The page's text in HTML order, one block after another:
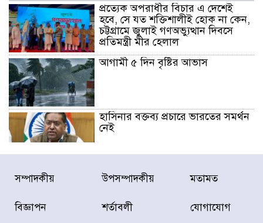
প্রত্যেক অপরাধীর বিচার এ দেশেই
হবে, সে যত শক্তিশালীই হোক না কেন,
চট্টগ্রামে জুলাই গণঅভ্যুত্থান দিবসে
প্রতিমন্ত্রী মীর হেলাল
আগামী ৫ দিন বৃষ্টির আভাস
হাসিনার বক্তব্য প্রচারে ভারতের সমর্থন
নেই
জুলাই গণঅভ্যুত্থানে আহত যোদ্ধা
মিতুর খোঁজ নিলেন প্রধানমন্ত্রী
সম্পাদকীয় উপসম্পাদকীয় মতামত
বিজ্ঞাপন শর্তাবলী যোগাযোগ